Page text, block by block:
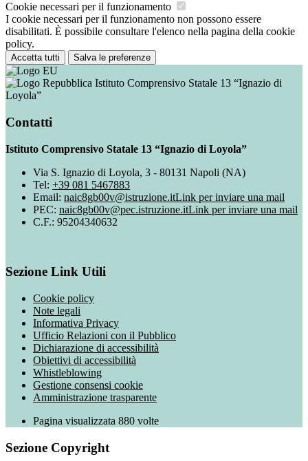
Cookie necessari per il funzionamento
I cookie necessari per il funzionamento non possono essere
disabilitati. È possibile consultare l'elenco nella pagina della cookie
policy.
Accetta tutti Salva le preferenze
Istituto Comprensivo Statale 13 “Ignazio di
Loyola”
Contatti
Istituto Comprensivo Statale 13 “Ignazio di Loyola”
Via S. Ignazio di Loyola, 3 - 80131 Napoli (NA)
Tel: +39 081 5467883
Email: naic8gb00v@istruzione.itLink per inviare una mail
PEC: naic8gb00v@pec.istruzione.itLink per inviare una mail
C.F.: 95204340632
Sezione Link Utili
Cookie policy
Note legali
Informativa Privacy
Ufficio Relazioni con il Pubblico
Dichiarazione di accessibilità
Obiettivi di accessibilità
Whistleblowing
Gestione consensi cookie
Amministrazione trasparente
Pagina visualizzata 880 volte
Sezione Copyright